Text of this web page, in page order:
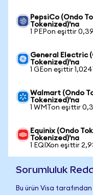
PepsiCo (Ondo
Tokenized)'na
1 PEPon eşittir
General Electric
Tokenized)'na
1 GEon eşittir
Walmart (Ondo
Tokenized)'na
1 WMTon eşittir
Equinix (Ondo
Tokenized)'na
1 EQIXon eşittir
Sorumluluk
Bu ürün Visa